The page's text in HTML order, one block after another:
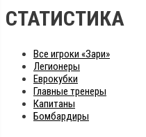
СТАТИСТИКА
Все игроки «Зари»
Легионеры
Еврокубки
Главные тренеры
Капитаны
Бомбардиры